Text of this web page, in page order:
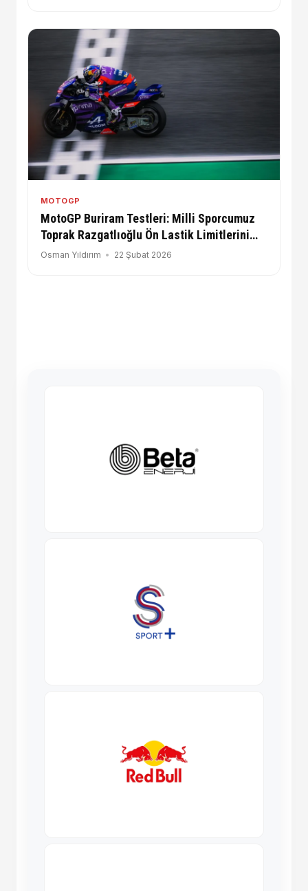
MOTOGP
MotoGP Buriram Testleri: Milli Sporcumuz
Toprak Razgatlıoğlu Ön Lastik Limitlerini
Arıyor
Osman Yıldırım 22 Şubat 2026